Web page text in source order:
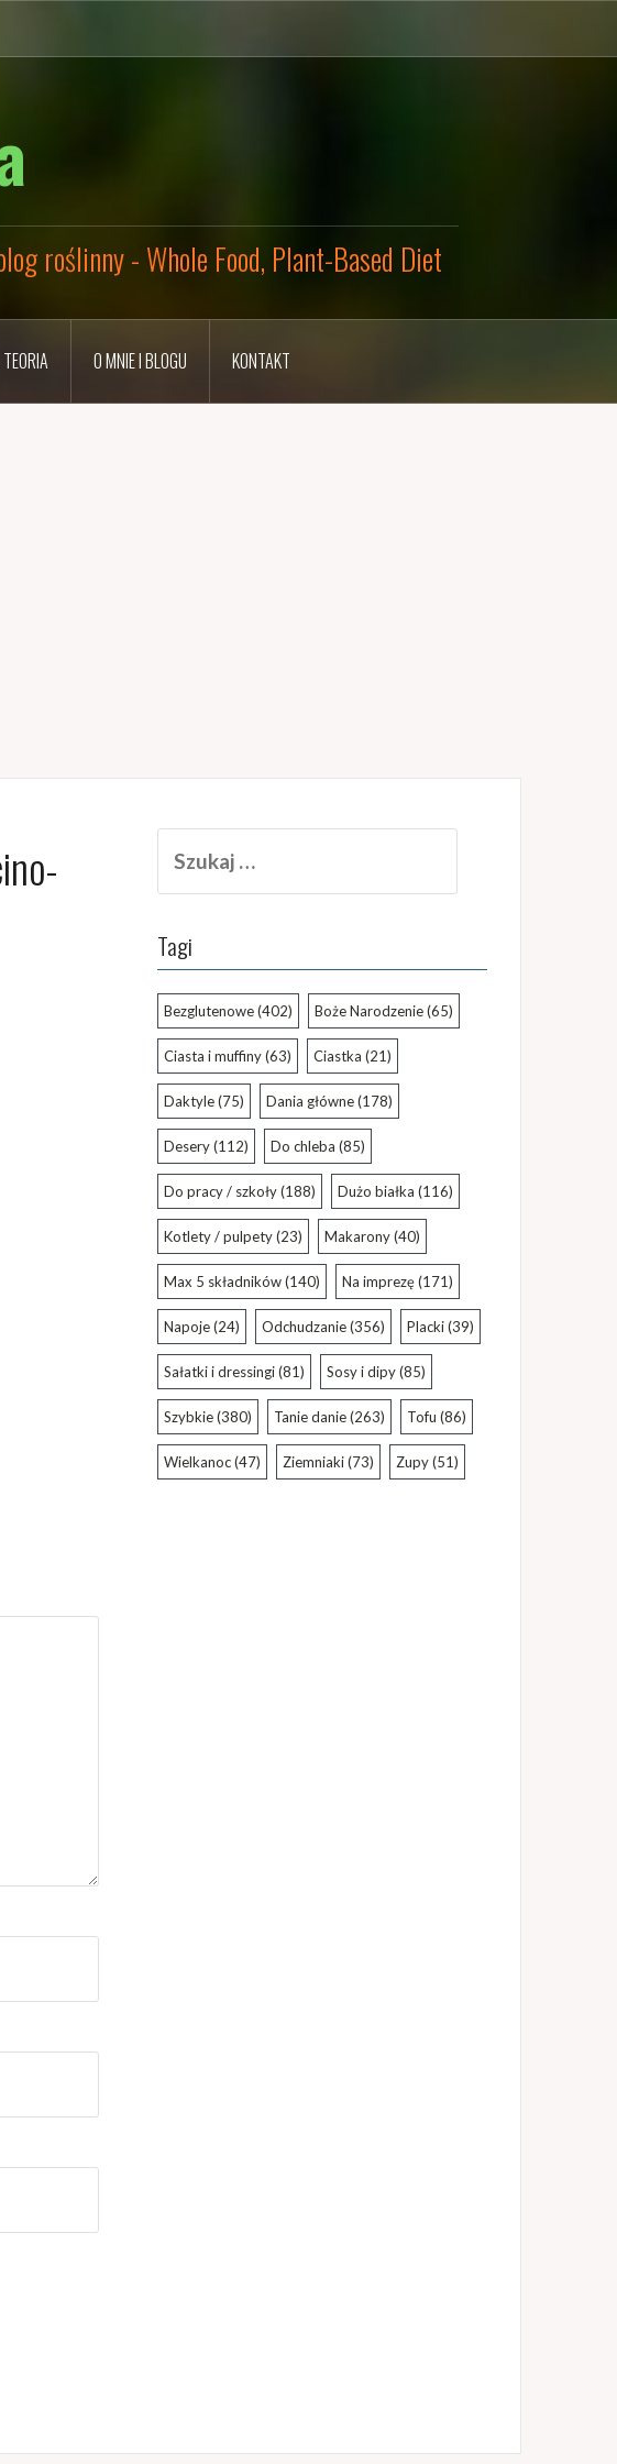
roślinny - Whole Food, Plant-Based Diet
O MNIE I BLOGU KONTAKT
Tagi
Bezglutenowe(402) Boże Narodzenie(65)
Ciasta i muffiny(63) Ciastka (21)
Daktyle(75) Dania główne(178)
Desery(112) Do chleba (85)
Do pracy / szkoły(188) Dużo białka (116)
Kotlety / pulpety(23) Makarony(40)
Max 5 składników(140) Na imprezę(171)
Napoje(24) Odchudzanie(356) Placki(39)
Sałatki i dressingi(81) Sosy i dipy(85)
Szybkie(380) Tanie danie(263) Tofu (86)
Wielkanoc(47) Ziemniaki(73) Zupy(51)